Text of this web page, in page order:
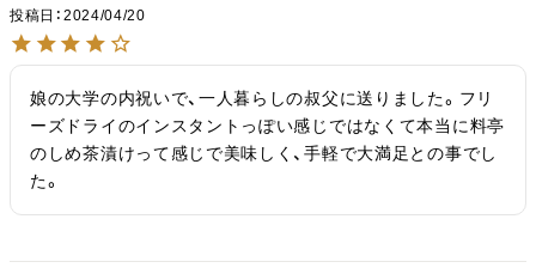
投稿日
2024/04/20
娘の大学の内祝いで、一人暮らしの叔父に送りました。フリ
ーズドライのインスタントっぽい感じではなくて本当に料亭
のしめ茶漬けって感じで美味しく、手軽で大満足との事でし
た。